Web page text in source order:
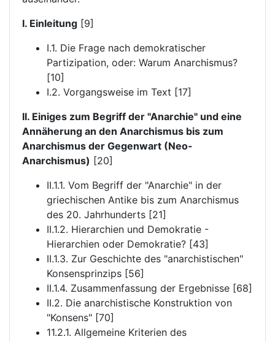
I. Einleitung [9]
I.1. Die Frage nach demokratischer
Partizipation, oder: Warum Anarchismus?
[10]
I.2. Vorgangsweise im Text [17]
II. Einiges zum Begriff der "Anarchie" und eine
Annäherung an den Anarchismus bis zum
Anarchismus der Gegenwart (Neo-
Anarchismus) [20]
II.1.1. Vom Begriff der "Anarchie" in der
griechischen Antike bis zum Anarchismus
des 20. Jahrhunderts [21]
II.1.2. Hierarchien und Demokratie -
Hierarchien oder Demokratie? [43]
II.1.3. Zur Geschichte des "anarchistischen"
Konsensprinzips [56]
II.1.4. Zusammenfassung der Ergebnisse [68]
II.2. Die anarchistische Konstruktion von
"Konsens" [70]
11.2.1. Allgemeine Kriterien des